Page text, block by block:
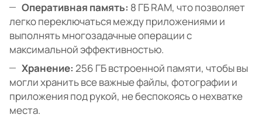
Оперативная память: 8 ГБ RAM, что позволяет
легко переключаться между приложениями и
выполнять многозадачные операции с
максимальной эффективностью.
Хранение: 256 ГБ встроенной памяти, чтобы вы
могли хранить все важные файлы, фотографии и
приложения под рукой, не беспокоясь о нехватке
места.